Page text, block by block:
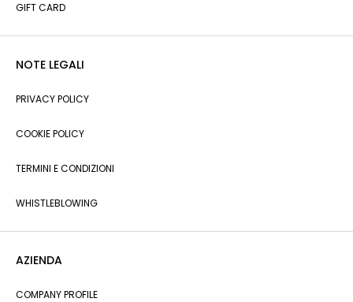
GIFT CARD
NOTE LEGALI
PRIVACY POLICY
COOKIE POLICY
TERMINI E CONDIZIONI
WHISTLEBLOWING
AZIENDA
COMPANY PROFILE